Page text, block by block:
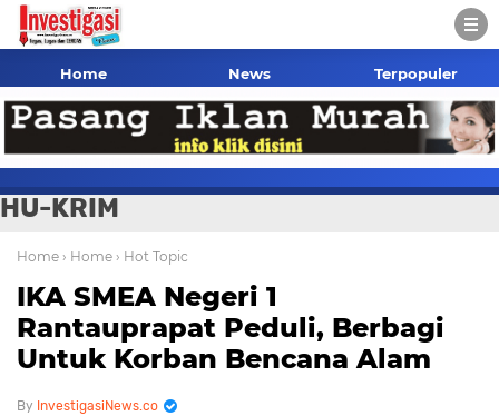
Home News Terpopuler
HU-KRIM
Home › Home › Hot Topic
IKA SMEA Negeri 1
Rantauprapat Peduli, Berbagi
Untuk Korban Bencana Alam
InvestigasiNews.co